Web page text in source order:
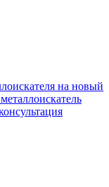
на новый